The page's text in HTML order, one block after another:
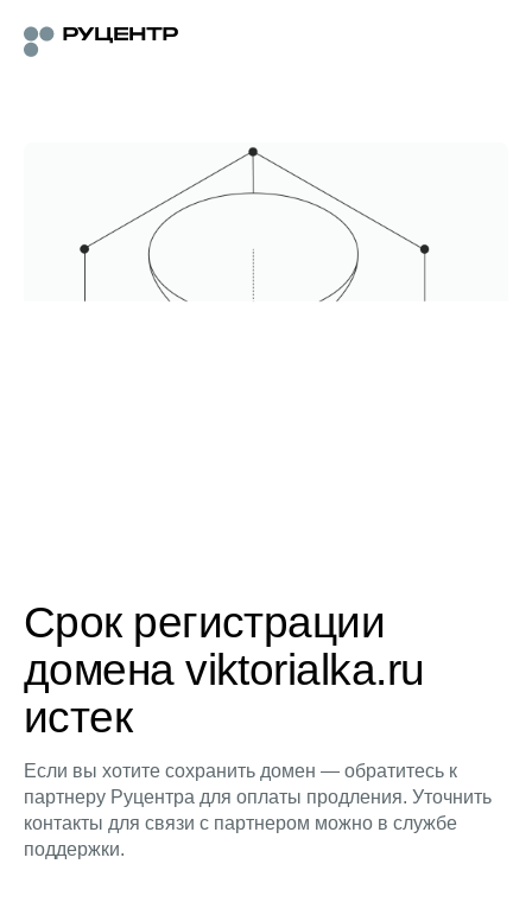
Срок регистрации
домена viktorialka.ru
истек
Если вы хотите сохранить домен — обратитесь к
партнеру Руцентра для оплаты продления. Уточнить
контакты для связи с партнером можно в службе
поддержки.